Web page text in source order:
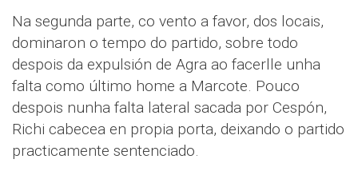
Na segunda parte, co vento a favor, dos locais,
dominaron o tempo do partido, sobre todo
despois da expulsión de Agra ao facerlle unha
falta como último home a Marcote. Pouco
despois nunha falta lateral sacada por Cespón,
Richi cabecea en propia porta, deixando o partido
practicamente sentenciado.